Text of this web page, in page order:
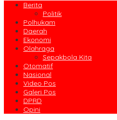
Berita
Politik
Polhukam
Daerah
Ekonomi
Olahraga
Sepakbola Kita
Otomatif
Nasional
Video Pos
Galeri Pos
DPRD
Opini